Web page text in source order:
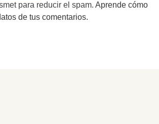
para reducir el spam.Aprende cómo
de tus comentarios.